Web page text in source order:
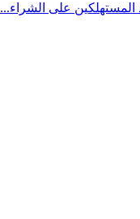
المستهلكين على الشراء...